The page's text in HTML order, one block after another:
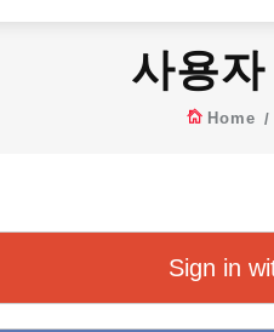
사용
Home
Sign in